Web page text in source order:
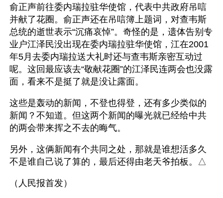
俞正声前往委内瑞拉驻华使馆，代表中共政府吊唁
并献了花圈。俞正声还在吊唁簿上题词，对查韦斯
总统的逝世表示“沉痛哀悼”。奇怪的是，遗体告别专
业户江泽民没出现在委内瑞拉驻华使馆，江在2001
年5月去委内瑞拉送大礼时还与查韦斯亲密互动过
呢。这回最应该去“敬献花圈”的江泽民连两会也没露
面，看来不是挺了就是没让露面。
这些是轰动的新闻，不登也得登，还有多少类似的
新闻？不知道。但这两个新闻的曝光就已经给中共
的两会带来挥之不去的晦气。
另外，这俩新闻有个共同之处，那就是谁想活多久
不是谁自己说了算的，最后还得由老天爷拍板。△